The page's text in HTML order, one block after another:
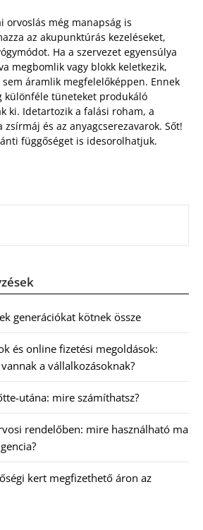
orvoslás még manapság is
az akupunktúrás kezeléseket,
Ha a szervezet egyensúlya
megbomlik vagy blokk keletkezik,
áramlik megfelelőképpen. Ennek
különféle tüneteket produkáló
ki. Idetartozik a falási roham, a
zsírmáj és az anyagcserezavarok. Sőt!
függőséget is idesorolhatjuk.
generációkat kötnek össze
és online fizetési megoldások:
a vállalkozásoknak?
utána: mire számíthatsz?
rendelőben: mire használható ma
kert megfizethető áron az